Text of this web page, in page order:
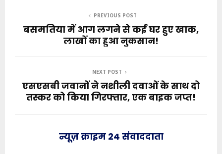
PREVIOUS POST
बसमतिया में आग लगने से कई घर हुए खाक,
लाखों का हुआ नुकसान!
NEXT POST
एसएसबी जवानों ने नशीली दवाओं के साथ दो
तस्कर को किया गिरफ्तार, एक बाइक जप्त!
न्यूज़ क्राइम 24 संवाददाता